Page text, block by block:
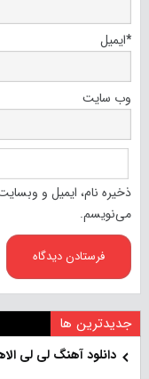
ایمیل*
وب‌ سایت
ذخیره نام، ایمیل و
می‌نویسم.
جدیدترین ها
دانلود آهنگ لی لی